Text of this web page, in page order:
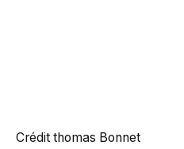
Crédit thomas Bonnet